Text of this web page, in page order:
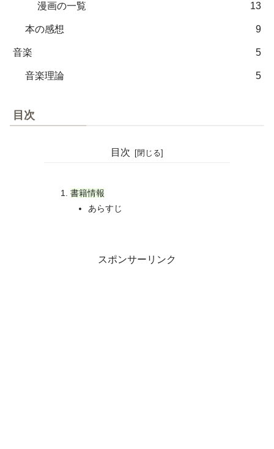
漫画の一覧 13
本の感想 9
音楽 5
音楽理論 5
目次
目次
書籍情報
あらすじ
スポンサーリンク